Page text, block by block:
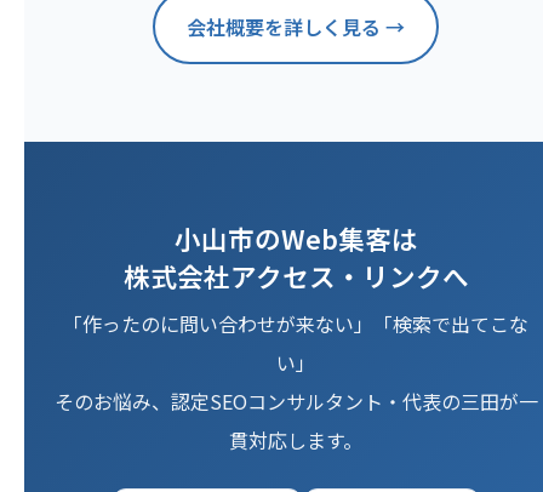
会社概要を詳しく見る →
小山市のWeb集客は
株式会社アクセス・リンクへ
「作ったのに問い合わせが来ない」「検索で出てこな
い」
そのお悩み、認定SEOコンサルタント・代表の三田が一
貫対応します。